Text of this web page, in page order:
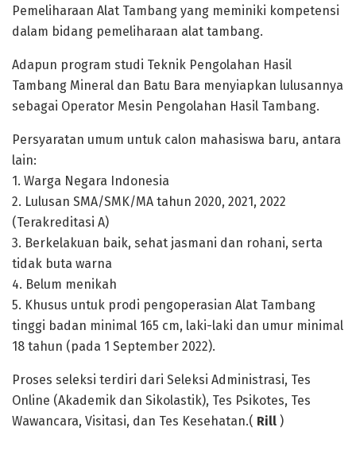
Pemeliharaan Alat Tambang yang meminiki kompetensi
dalam bidang pemeliharaan alat tambang.
Adapun program studi Teknik Pengolahan Hasil
Tambang Mineral dan Batu Bara menyiapkan lulusannya
sebagai Operator Mesin Pengolahan Hasil Tambang.
Persyaratan umum untuk calon mahasiswa baru, antara
lain:
1. Warga Negara Indonesia
2. Lulusan SMA/SMK/MA tahun 2020, 2021, 2022
(Terakreditasi A)
3. Berkelakuan baik, sehat jasmani dan rohani, serta
tidak buta warna
4. Belum menikah
5. Khusus untuk prodi pengoperasian Alat Tambang
tinggi badan minimal 165 cm, laki-laki dan umur minimal
18 tahun (pada 1 September 2022).
Proses seleksi terdiri dari Seleksi Administrasi, Tes
Online (Akademik dan Sikolastik), Tes Psikotes, Tes
Wawancara, Visitasi, dan Tes Kesehatan.( Rill )